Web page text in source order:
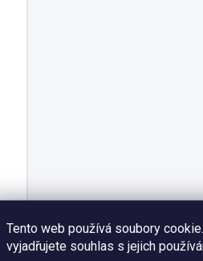
Tento web používá soubory
vyjadřujete souhlas s jejich